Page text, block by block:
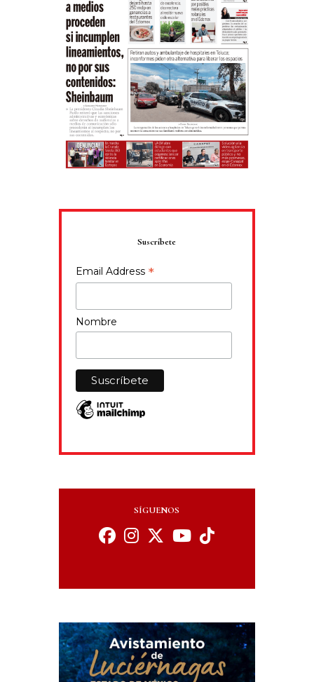
Suscríbete
Email Address *
Nombre
SÍGUENOS